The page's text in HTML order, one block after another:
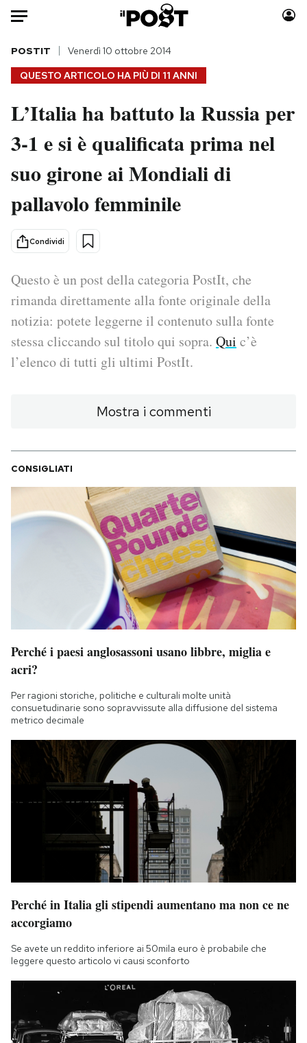
Auto
HOME
Italia
Politica
Tecnologia
Scienza
Cultura
Economia
Sport
Moda
Consumismi
Storie/Idee
Media
Mondiali calcio 2026
PODCAST
SHOP
CALENDARIO
AREA PERSONALE
Area Personale
Notifiche mobile
Hai bisogno di aiuto?
QUESTO ARTICOLO HA PIÙ DI 11 ANNI
POSTIT Venerdì 10 ottobre 2014
L’Italia ha battuto la Russia per
3-1 e si è qualificata prima nel
suo girone ai Mondiali di
pallavolo femminile
Condividi
Questo è un post della categoria PostIt, che
rimanda direttamente alla fonte originale della
notizia: potete leggerne il contenuto sulla fonte
stessa cliccando sul titolo qui sopra. Qui c’è
l’elenco di tutti gli ultimi PostIt.
Mostra i commenti
CONSIGLIATI
Perché i paesi anglosassoni usano libbre, miglia e
acri?
Per ragioni storiche, politiche e culturali molte unità
consuetudinarie sono sopravvissute alla diffusione del sistema
metrico decimale
Perché in Italia gli stipendi aumentano ma non ce ne
accorgiamo
Se avete un reddito inferiore ai 50mila euro è probabile che
leggere questo articolo vi causi sconforto